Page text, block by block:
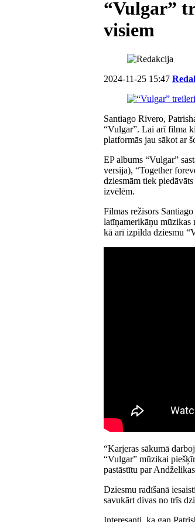
“Vulgar”
visiem
2024-11-25 15:47
Santiago Rivero,
“Vulgar”. Lai arī filma
platformās jau sākot ar
EP albums “Vulgar”
versija), “Together
dziesmām tiek
izvēlēm.
Filmas režisors
latīņamerikāņu mūzikas
kā arī izpilda dziesmu
“Karjeras sākumā
“Vulgar” mūzikai
pastāstītu par
Dziesmu radīšanā
savukārt divas no trīs
Interesanti, ka gan